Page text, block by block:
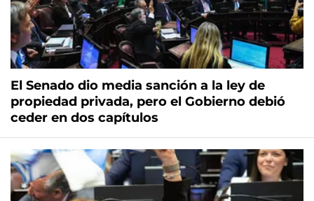
El Senado dio media sanción a la ley de
propiedad privada, pero el Gobierno debió
ceder en dos capítulos